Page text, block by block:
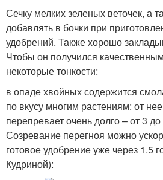
Сечку мелких зеленых веточек, а
добавлять в бочки при
удобрений. Также хорошо
Чтобы он получился
некоторые тонкости:
в опаде хвойных содержится
по вкусу многим растениям: от
перепревает очень долго – от 3 до
Созревание перегноя можно
готовое удобрение уже через 1.5
Кудриной):